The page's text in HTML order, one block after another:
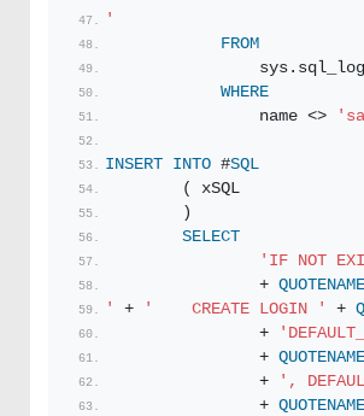
'
FROM
WHERE
                name <>
INSERT INTO #SQL
        ( xSQL
        )
SELECT
'IF NOT
                +
QUOTENAME
'
+ '    CREATE LOGIN ' +
                +
                +
QUOTENAME
                +
',
                +
QUOTENAME